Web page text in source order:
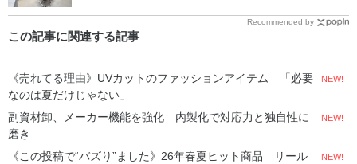
Recommended by
この記事に関連する記事
《売れてる理由》UVカットのファッションアイテム 「必要
なのは夏だけじゃない」
NEW!
副資材卸、メーカー機能を強化 内製化で対応力と独自性に
磨き
NEW!
《この投稿で“バズり”ました》26年春夏ヒット商品 リール
NEW!